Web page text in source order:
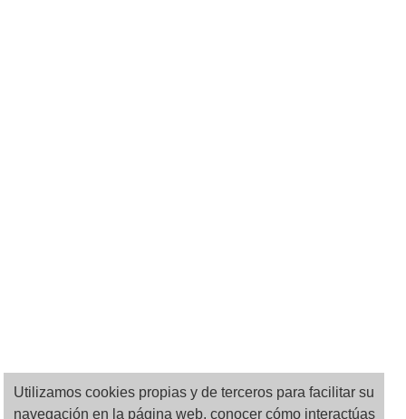
Utilizamos cookies propias y de terceros para facilitar su
navegación en la página web, conocer cómo interactúas